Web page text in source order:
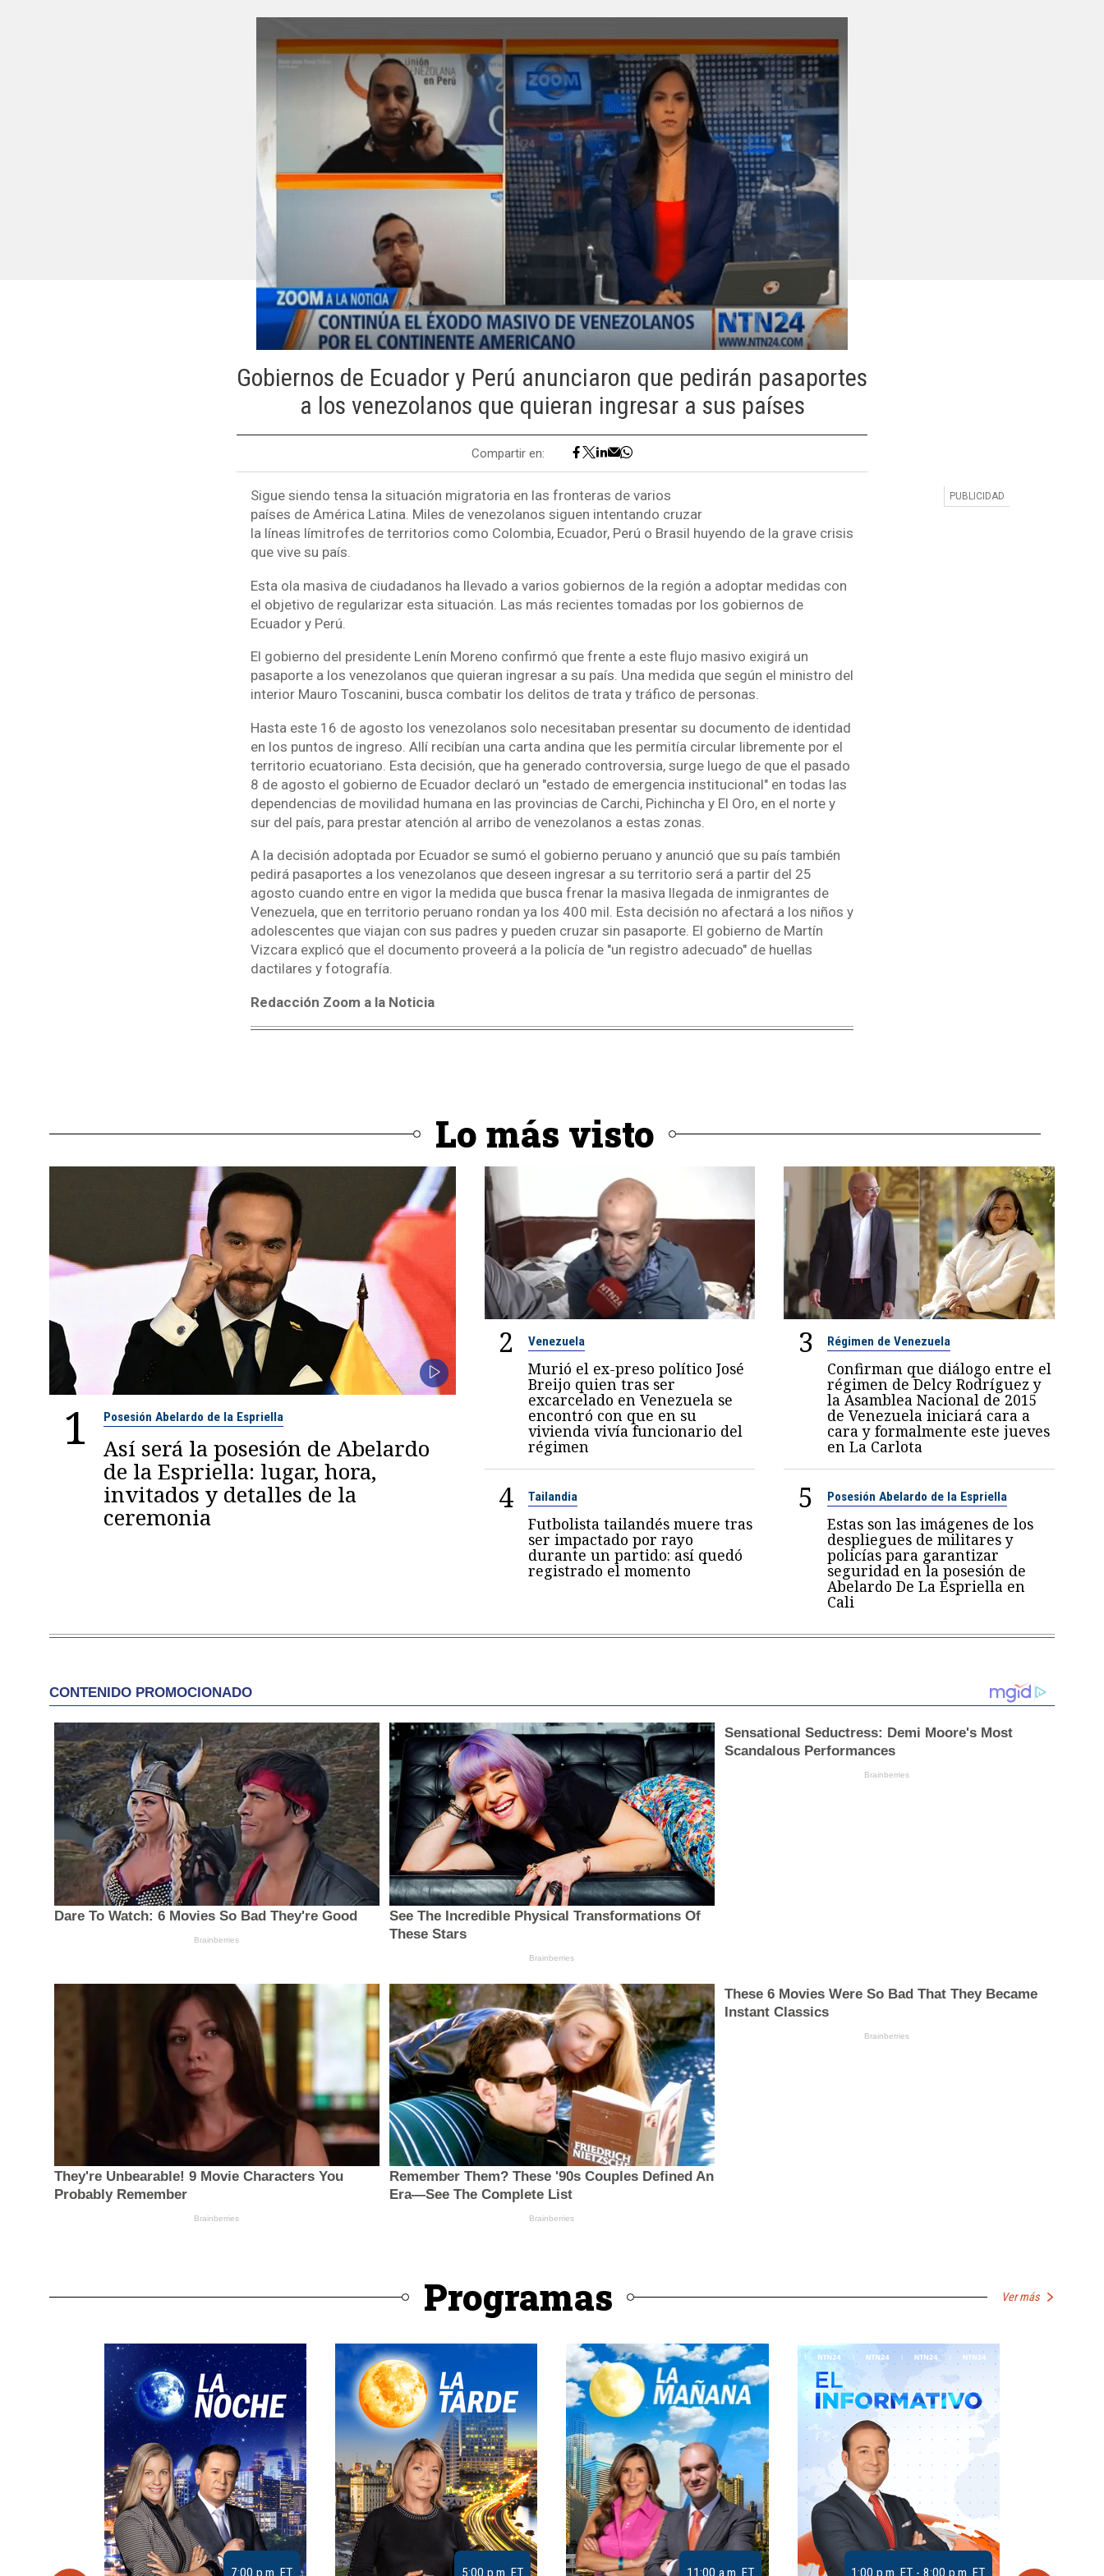
Gobiernos de Ecuador y Perú anunciaron que pedirán pasaportes
a los venezolanos que quieran ingresar a sus países
Compartir en:
Sigue siendo tensa la situación migratoria en las fronteras de varios
países de América Latina. Miles de venezolanos siguen intentando cruzar
la líneas límitrofes de territorios como Colombia, Ecuador, Perú o Brasil huyendo de la grave crisis
que vive su país.
Esta ola masiva de ciudadanos ha llevado a varios gobiernos de la región a adoptar medidas con
el objetivo de regularizar esta situación. Las más recientes tomadas por los gobiernos de
Ecuador y Perú.
El gobierno del presidente Lenín Moreno confirmó que frente a este flujo masivo exigirá un
pasaporte a los venezolanos que quieran ingresar a su país. Una medida que según el ministro del
interior Mauro Toscanini, busca combatir los delitos de trata y tráfico de personas.
Hasta este 16 de agosto los venezolanos solo necesitaban presentar su documento de identidad
en los puntos de ingreso. Allí recibían una carta andina que les permitía circular libremente por el
territorio ecuatoriano. Esta decisión, que ha generado controversia, surge luego de que el pasado
8 de agosto el gobierno de Ecuador declaró un "estado de emergencia institucional" en todas las
dependencias de movilidad humana en las provincias de Carchi, Pichincha y El Oro, en el norte y
sur del país, para prestar atención al arribo de venezolanos a estas zonas.
A la decisión adoptada por Ecuador se sumó el gobierno peruano y anunció que su país también
pedirá pasaportes a los venezolanos que deseen ingresar a su territorio será a partir del 25
agosto cuando entre en vigor la medida que busca frenar la masiva llegada de inmigrantes de
Venezuela, que en territorio peruano rondan ya los 400 mil. Esta decisión no afectará a los niños y
adolescentes que viajan con sus padres y pueden cruzar sin pasaporte. El gobierno de Martín
Vizcara explicó que el documento proveerá a la policía de "un registro adecuado" de huellas
dactilares y fotografía.
Redacción Zoom a la Noticia
Lo más visto
1 Posesión Abelardo de la Espriella
Así será la posesión de Abelardo
de la Espriella: lugar, hora,
invitados y detalles de la
ceremonia
2 Venezuela
Murió el ex-preso político José
Breijo quien tras ser
excarcelado en Venezuela se
encontró con que en su
vivienda vivía funcionario del
régimen
3 Régimen de Venezuela
Confirman que diálogo entre el
régimen de Delcy Rodríguez y
la Asamblea Nacional de 2015
de Venezuela iniciará cara a
cara y formalmente este jueves
en La Carlota
4 Tailandia
Futbolista tailandés muere tras
ser impactado por rayo
durante un partido: así quedó
registrado el momento
5 Posesión Abelardo de la Espriella
Estas son las imágenes de los
despliegues de militares y
policías para garantizar
seguridad en la posesión de
Abelardo De La Espriella en
Cali
Programas Ver más
9:30 a.m. ET 7:00 p.m. ET 5:00 p.m. ET 11:00 a.m. ET 1:00 p.m. ET - 8:00 p.m. ET